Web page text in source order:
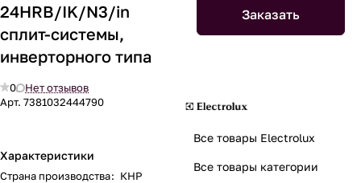
24HRB/IK/N3/in
сплит-системы,
инверторного типа
0
Нет отзывов
Арт. 7381032444790
Характеристики
Страна производства: КНР
Заказать
Все товары Electrolux
Все товары категории